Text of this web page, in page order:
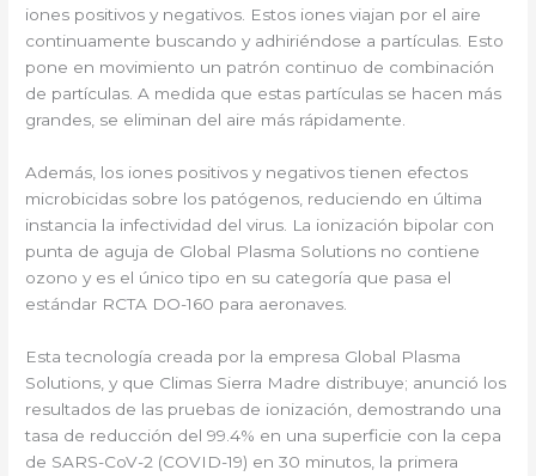
iones positivos y negativos. Estos iones viajan por el aire
continuamente buscando y adhiriéndose a partículas. Esto
pone en movimiento un patrón continuo de combinación
de partículas. A medida que estas partículas se hacen más
grandes, se eliminan del aire más rápidamente.
Además, los iones positivos y negativos tienen efectos
microbicidas sobre los patógenos, reduciendo en última
instancia la infectividad del virus. La ionización bipolar con
punta de aguja de Global Plasma Solutions no contiene
ozono y es el único tipo en su categoría que pasa el
estándar RCTA DO-160 para aeronaves.
Esta tecnología creada por la empresa Global Plasma
Solutions, y que Climas Sierra Madre distribuye; anunció los
resultados de las pruebas de ionización, demostrando una
tasa de reducción del 99.4% en una superficie con la cepa
de SARS-CoV-2 (COVID-19) en 30 minutos, la primera